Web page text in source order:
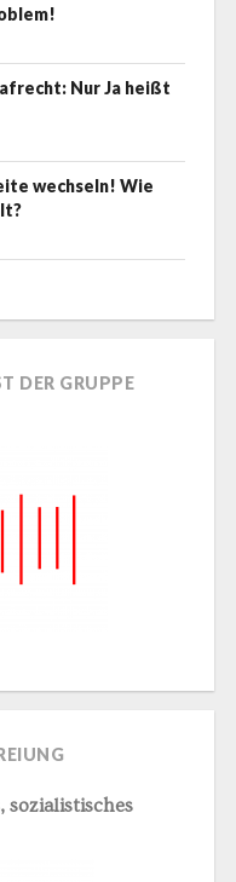
Nur Ja heißt
wechseln! Wie
DER GRUPPE
sozialistisches